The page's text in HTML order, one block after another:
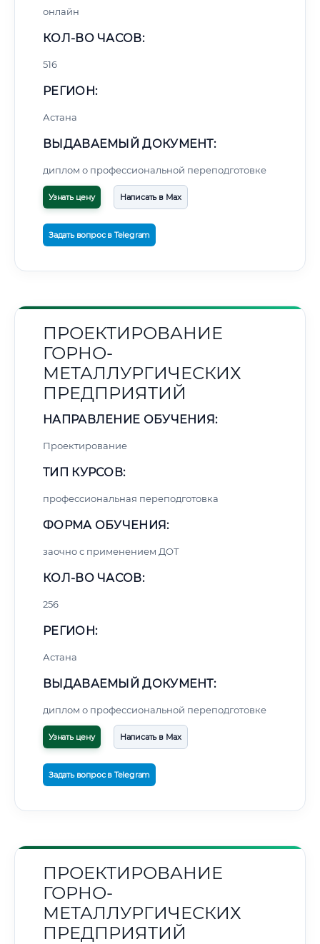
онлайн
КОЛ-ВО ЧАСОВ:
516
РЕГИОН:
Астана
ВЫДАВАЕМЫЙ ДОКУМЕНТ:
диплом о профессиональной переподготовке
Узнать цену Написать в Max
Задать вопрос в Telegram
ПРОЕКТИРОВАНИЕ
ГОРНО-
МЕТАЛЛУРГИЧЕСКИХ
ПРЕДПРИЯТИЙ
НАПРАВЛЕНИЕ ОБУЧЕНИЯ:
Проектирование
ТИП КУРСОВ:
профессиональная переподготовка
ФОРМА ОБУЧЕНИЯ:
заочно с применением ДОТ
КОЛ-ВО ЧАСОВ:
256
РЕГИОН:
Астана
ВЫДАВАЕМЫЙ ДОКУМЕНТ:
диплом о профессиональной переподготовке
Узнать цену Написать в Max
Задать вопрос в Telegram
ПРОЕКТИРОВАНИЕ
ГОРНО-
МЕТАЛЛУРГИЧЕСКИХ
ПРЕДПРИЯТИЙ